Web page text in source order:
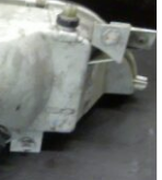
Werktage